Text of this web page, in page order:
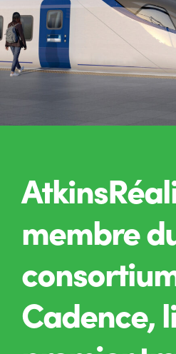
membre
Cadence,